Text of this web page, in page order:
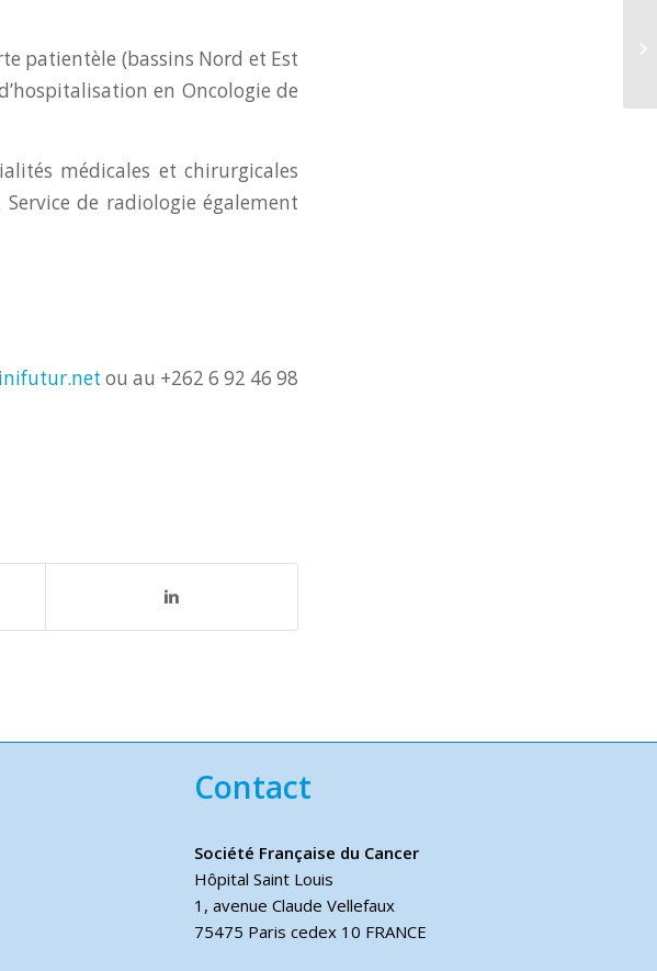
patientèle (bassins Nord et Est
en Oncologie de
médicales et chirurgicales
de radiologie également
ou au +262 6 92 46 98
Contact
Société Française du Cancer
Hôpital Saint Louis
1, avenue Claude Vellefaux
75475 Paris cedex 10 FRANCE